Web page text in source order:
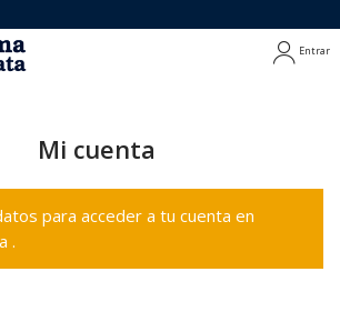
Entrar
Mi cuenta
para acceder a tu cuenta en
.